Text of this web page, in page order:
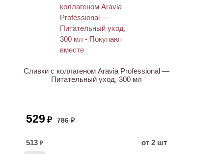
Сливки с коллагеном Aravia Professional —
Питательный уход, 300 мл
529 ₽ 786 ₽
513 ₽
от 2 шт